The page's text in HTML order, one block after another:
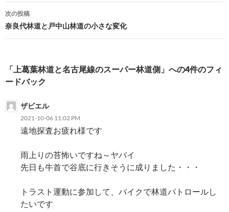
ナ
ビ
ゲ
ー
シ
ョ
ン
次の投稿
奈良代林道と戸中山林道の小さな変化
「上葛葉林道と名古尾線のスーパー林道側」への4件のフィ
ードバック
ザビエル
2021-10-06 11:02 PM
遠地探査お疲れ様です
雨上りの苔怖いですね～ヤバイ
先日も牛首で谷底に行きそうに成りました・・・
トラスト運動に参加して、バイクで林道パトロールし
たいです